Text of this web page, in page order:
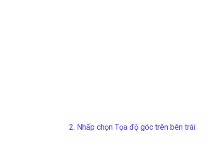
2. Nhấp chọn Tọa độ góc trên bên trái